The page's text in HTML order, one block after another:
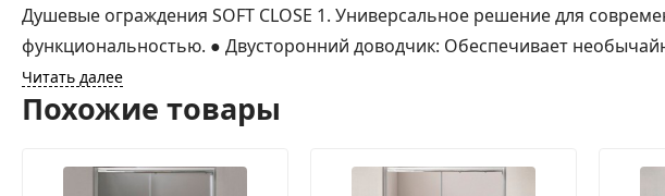
Душевые ограждения SOFT CLOSE 1. Универсальное решение для
функциональностью. ● Двусторонний доводчик: Обеспечивает
Читать далее
Похожие товары